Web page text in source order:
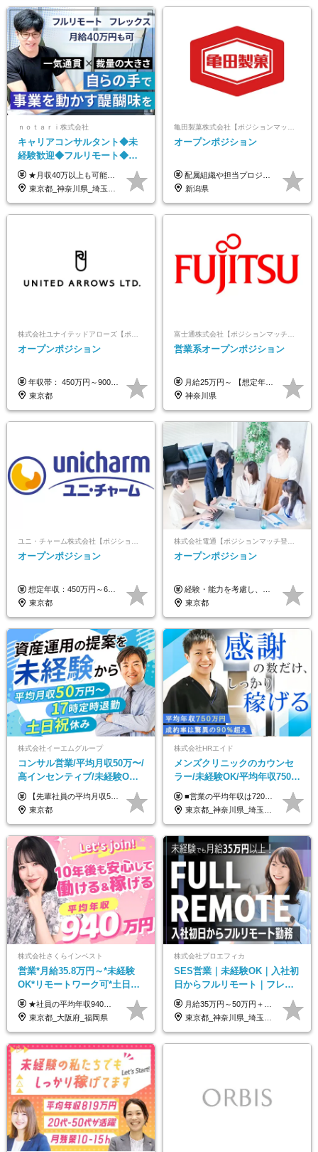
ｎｏｔａｒｉ株式会社
キャリアコンサルタント◆未
経験歓迎◆フルリモート◆フ
レックス制◆10時出勤・16時
退勤も可◆残業月10時間以内
★月収40万以上も可能！ ★能力・スキル・経験を考慮した年収額を設定します ■月給20万円～40万円＋決算賞与 ※経験・スキルを考慮のうえ決定します ※給与にはみなし残業代40時間分を含む。そのほか詳細に関しては別途面接時にご説明します ※試用期間3ヵ月あり。期間中の雇用形態・条件などに差異はありません
東京都_神奈川県_埼玉県_千葉県_大阪府_愛知県_北海道_青森県_岩手県_宮城県_秋田県_山形県_福島県_茨城県_栃木県_群馬県_新潟県_山梨県_長野県_富山県_石川県_福井県_静岡県_岐阜県_三重県_兵庫県_京都府_滋賀県_奈良県_和歌山県_広島県_岡山県_鳥取県_島根県_山口県_徳島県_香川県_愛媛県_高知県_福岡県_熊本県_佐賀県_長崎県_大分県_宮崎県_鹿児島県_沖縄県
オープンポジション
配属組織や担当プロジェクトにより異なります。 想定年収：400万円～1000万円 ※ご経験やスキルに応じて決定します。 ※上記想定年収はあくまでも目安の金額であり、 選考を通じて上下する可能性があります。
新潟県
オープンポジション
年収帯： 450万円～900万円 ※経験・スキルを考慮の上、決定します。
東京都
営業系オープンポジション
月給25万円～ 【想定年収】 400万円～1000万円（残業代及び諸手当込） ※ご経験、前年収、ご年齢に応じて決定します。
神奈川県
オープンポジション
想定年収：450万円～650万円 ※経験・能力を考慮の上、規定により優遇いたします ※試用期間6ヵ月（その間の給与・待遇に変動はありません）
東京都
オープンポジション
経験・能力を考慮し、当社規定により決定します。 ▼参考情報 ------------ 年収イメージ：500万～1500万
東京都
株式会社イーエムグループ
コンサル営業/平均月収50万〜/
高インセンティブ/未経験OK/
残業なし/4,50代も活躍/ブラン
ク可/面接1回
【先輩社員の平均月収50万円】 月給30万円以上+インセンティブ+その他手当 ※経験・スキルを考慮の上で給与を決定します ※上記には5万円（月20時間分）のみなし残業代と一律手当（営業手当4万円、能力評価手当4万円）を含みます ※上記を超える残業代は別途全額支給します ※試用期間：3ヶ月あり（試用期間中の待遇に差異なし）
東京都
株式会社HRエイド
メンズクリニックのカウンセ
ラー/未経験OK/平均年収750万
円/4人に1人が年収1000万円超
え/成約率90％
■営業の平均年収は720万円！ ■4人に1人が年収1000万円超え 月給27万円～100万円+インセンティブ(平均月20～40万円程) ＜インセンティブ制度について＞ 当社では創業以来、頑張ったらその分稼げる環境づくりに注力。カウンセラー部署では、個人の成約金額・チームの成果・事業部の売上利益を掛け合わせる新しいインセンティブ制度を導入しました。あなたの頑張り次第で毎月高インセンティブが実現できる体制です！ ※上記金額には固定残業代（35,500円以上～・30時間分）が含まれます。時間超過分は追加支給します。 ※試用期間3か月あり。研修期間3か月中は、月給25万円～30万円になります。(固定残業代：35,500円～・23h分を含む) ※インセンティブの一部は、研修期間中から支給されます。その他待遇の差異はありません。
東京都_神奈川県_埼玉県_千葉県_大阪府_愛知県_北海道_宮城県_栃木県_群馬県_静岡県_兵庫県_京都府_岡山県_熊本県
株式会社さくらインベスト
営業*月給35.8万円～*未経験
OK*リモートワーク可*土日祝
休み*年休123日以上*転職者全
員が収入UP
★社員の平均年収940万円（※2025年11月時点） ★転職者は全員収入アップを実現 ★入社半年で昇給した実績あり！ 【営業未経験】 月給35万8,000円～（固定残業代含む）＋インセンティブ ＋賞与年2回 【管理職候補】 月給40万円～100万円＋インセンティブ＋賞与年2回 ※固定残業代は、時間外労働の有無にかかわらず月25時間分（月5万8,000円～）を支給します。 ※上記を超える時間外労働分は、別途追加で支給します。 ＼月給額が高い理由について／ 当社が扱うのは、1件あたり100万円以上となる高単価な金融商品です。 そのため月給ベースも高く設定して社員に還元しています。 ＜試用期間中の給与＞※営業未経験の方 試用期間2カ月あり。 月給25万円＋営業手当5万円（資格取得後より日割り支給） ※残業代は別途全額支給します。 ※その他の待遇に差異はありません。 ★時短勤務も可能です ・7時間勤務：月給26万2,500円～＋インセンティブ＋賞与（年2回） ・6時間勤務：月給24万円～＋インセンティブ＋賞与（年2回） （時短勤務例）9:00-16:00、10:00-17:00など
東京都_大阪府_福岡県
株式会社プロエフィカ
SES営業｜未経験OK｜入社初
日からフルリモート｜フレッ
クス可｜残業月平均10h以下｜
事業立ち上げメンバー
月給35万円～50万円＋交通費 ◎経験やスキルを考慮し、最大限優遇します ◎上記月給は固定残業代月40時間分(月10万9,375～)を含みます。残業時間が超過した場合はその分追加支給します ◎試用期間6カ月あり(給与や待遇は同じです)
東京都_神奈川県_埼玉県_千葉県_大阪府_愛知県_北海道_青森県_岩手県_宮城県_秋田県_山形県_福島県_茨城県_栃木県_群馬県_新潟県_山梨県_長野県_富山県_石川県_福井県_静岡県_岐阜県_三重県_兵庫県_京都府_滋賀県_奈良県_和歌山県_広島県_岡山県_鳥取県_島根県_山口県_徳島県_香川県_愛媛県_高知県_福岡県_熊本県_佐賀県_長崎県_大分県_宮崎県_鹿児島県_沖縄県